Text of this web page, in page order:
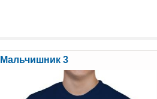
Мальчишник 3